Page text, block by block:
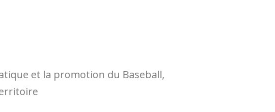
et la promotion du Baseball,